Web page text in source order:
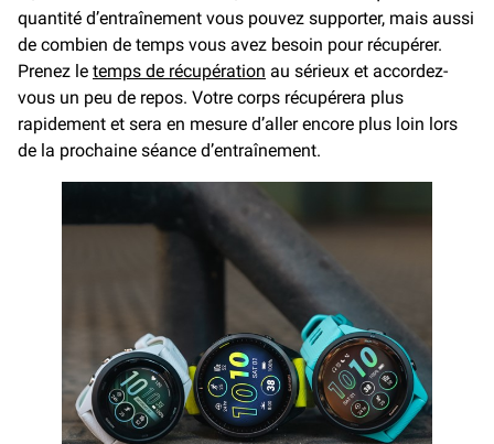
quantité d’entraînement vous pouvez supporter, mais aussi
de combien de temps vous avez besoin pour récupérer.
Prenez le temps de récupération au sérieux et accordez-
vous un peu de repos. Votre corps récupérera plus
rapidement et sera en mesure d’aller encore plus loin lors
de la prochaine séance d’entraînement.